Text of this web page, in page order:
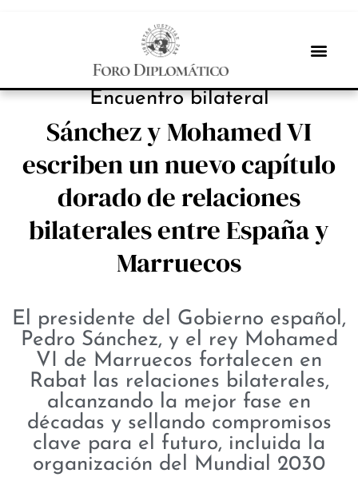
PROTAGONISTAS
Encuentro bilateral
Sánchez y Mohamed VI
escriben un nuevo capítulo
dorado de relaciones
bilaterales entre España y
Marruecos
El presidente del Gobierno español,
Pedro Sánchez, y el rey Mohamed
VI de Marruecos fortalecen en
Rabat las relaciones bilaterales,
alcanzando la mejor fase en
décadas y sellando compromisos
clave para el futuro, incluida la
organización del Mundial 2030